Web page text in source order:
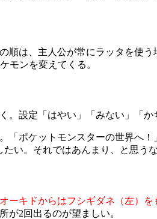
順は、主人公が常にラッタを使う
モンを変えてくる。
。設定「はやい」「みない」「か
「ポケットモンスターの世界へ
い。それではあんまり、と思う
オーキドからはフシギダネ（左）を
が2回出るのが望ましい。